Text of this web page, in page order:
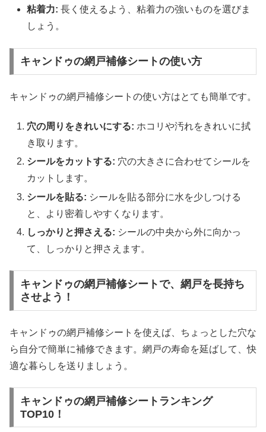
粘着力: 長く使えるよう、粘着力の強いものを選びま
しょう。
キャンドゥの網戸補修シートの使い方
キャンドゥの網戸補修シートの使い方はとても簡単です。
穴の周りをきれいにする: ホコリや汚れをきれいに拭
き取ります。
シールをカットする: 穴の大きさに合わせてシールを
カットします。
シールを貼る: シールを貼る部分に水を少しつける
と、より密着しやすくなります。
しっかりと押さえる: シールの中央から外に向かっ
て、しっかりと押さえます。
キャンドゥの網戸補修シートで、網戸を長持ち
させよう！
キャンドゥの網戸補修シートを使えば、ちょっとした穴な
ら自分で簡単に補修できます。網戸の寿命を延ばして、快
適な暮らしを送りましょう。
キャンドゥの網戸補修シートランキング
TOP10！